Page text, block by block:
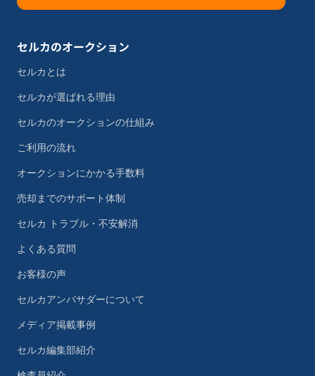
セルカのオークション
セルカとは
セルカが選ばれる理由
セルカのオークションの仕組み
ご利用の流れ
オークションにかかる手数料
売却までのサポート体制
セルカ トラブル・不安解消
よくある質問
お客様の声
セルカアンバサダーについて
メディア掲載事例
セルカ編集部紹介